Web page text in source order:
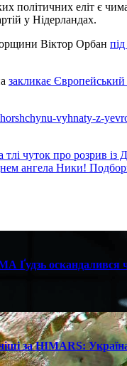
політичних еліт є
у Нідерландах.
Віктор Орбан
закликає
vyhnaty-z-
чуток про розрив із
ангела Ники!
оскандалився
за HIMARS: